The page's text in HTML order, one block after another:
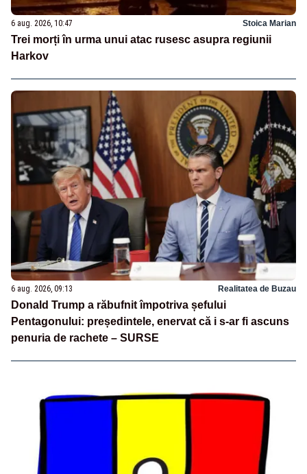
6 aug. 2026, 10:47 Stoica Marian
Trei morți în urma unui atac rusesc asupra regiunii
Harkov
6 aug. 2026, 09:13 Realitatea de Buzau
Donald Trump a răbufnit împotriva șefului
Pentagonului: președintele, enervat că i s-ar fi ascuns
penuria de rachete – SURSE